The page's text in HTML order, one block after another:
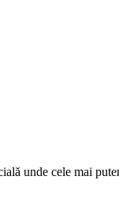
unde cele mai